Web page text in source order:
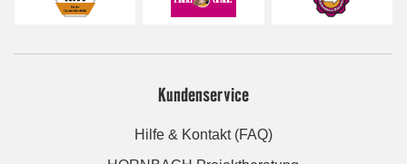
Kundenservice
Hilfe & Kontakt (FAQ)